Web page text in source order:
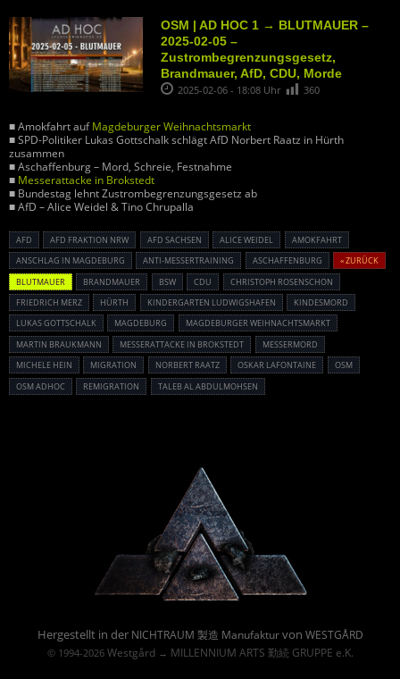
OSM | AD HOC 1 → BLUTMAUER –
2025-02-05 –
Zustrombegrenzungsgesetz,
Brandmauer, AfD, CDU, Morde
2025-02-06 - 18:08 Uhr 360
■ Amokfahrt aufMagdeburger Weihnachtsmarkt
■ SPD-Politiker Lukas Gottschalk schlägt AfD Norbert Raatz in Hürth
zusammen
■ Aschaffenburg – Mord, Schreie, Festnahme
■ Messerattacke in Brokstedt
■ Bundestag lehnt Zustrombegrenzungsgesetz ab
■ AfD – Alice Weidel & Tino Chrupalla
AFD AFD FRAKTION NRW AFD SACHSEN ALICE WEIDEL
AMOKFAHRT
ANSCHLAG IN MAGDEBURG
ANTI-MESSERTRAINING ASCHAFFENBURG
« ZURÜCK
BLUTMAUER
BRANDMAUER BSW CDU
CHRISTOPH ROSENSCHON
FRIEDRICH MERZ
HÜRTH KINDERGARTEN LUDWIGSHAFEN
KINDESMORD
LUKAS GOTTSCHALK
MAGDEBURG
MAGDEBURGER WEIHNACHTSMARKT
MARTIN BRAUKMANN
MESSERATTACKE IN BROKSTEDT
MESSERMORD
MICHELE HEIN
MIGRATION NORBERT RAATZ OSKAR LAFONTAINE
OSM
OSM ADHOC
REMIGRATION TALEB AL ABDULMOHSEN
Hergestellt in der NICHTRAUM 製造 Manufakturvon WESTGÅRD
© 1994-2026 Westgård→ MILLENNIUM ARTS 勤続 GRUPPE e.K.
Powered By :